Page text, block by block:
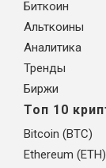
Биткоин
Альткоины
Аналитика
Тренды
Биржи
Топ 10
Bitcoin (BTC)
Ethereum (ETH)